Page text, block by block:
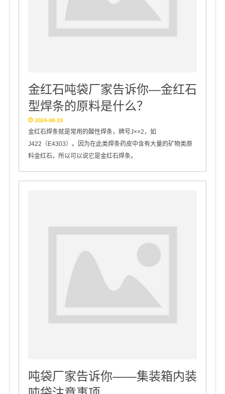
金红石吨袋厂家告诉你—金红石
型焊条的原料是什么？
2024-08-19
金红石焊条就是常用的酸性焊条，牌号J××2，如
J422（E4303）。因为在此类焊条药皮中含有大量的矿物类原
料金红石，所以可以说它是金红石焊条。
吨袋厂家告诉你——集装箱内装